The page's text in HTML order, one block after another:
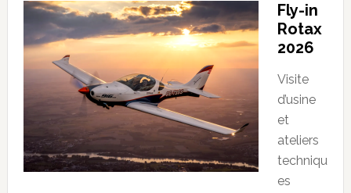
Fly-in
Rotax
2026
Visite
d’usine
et
ateliers
techniqu
es